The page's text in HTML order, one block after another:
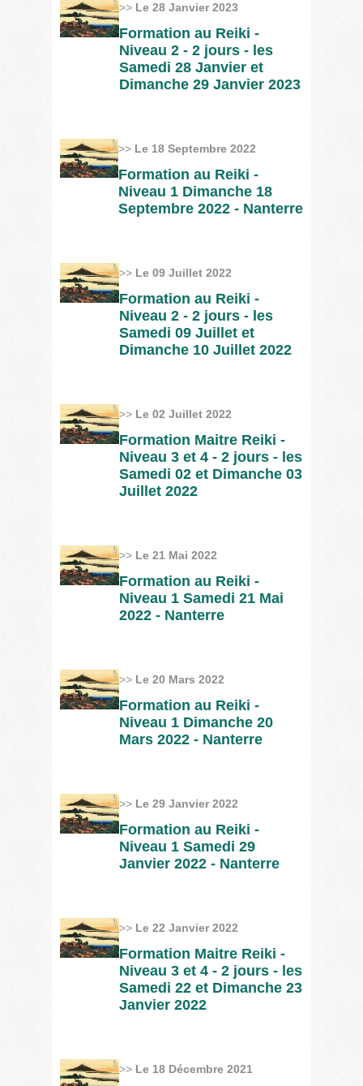
>> Le 28 Janvier 2023
Formation au Reiki -
Niveau 2 - 2 jours - les
Samedi 28 Janvier et
Dimanche 29 Janvier 2023
>> Le 18 Septembre 2022
Formation au Reiki -
Niveau 1 Dimanche 18
Septembre 2022 - Nanterre
>> Le 09 Juillet 2022
Formation au Reiki -
Niveau 2 - 2 jours - les
Samedi 09 Juillet et
Dimanche 10 Juillet 2022
>> Le 02 Juillet 2022
Formation Maitre Reiki -
Niveau 3 et 4 - 2 jours - les
Samedi 02 et Dimanche 03
Juillet 2022
>> Le 21 Mai 2022
Formation au Reiki -
Niveau 1 Samedi 21 Mai
2022 - Nanterre
>> Le 20 Mars 2022
Formation au Reiki -
Niveau 1 Dimanche 20
Mars 2022 - Nanterre
>> Le 29 Janvier 2022
Formation au Reiki -
Niveau 1 Samedi 29
Janvier 2022 - Nanterre
>> Le 22 Janvier 2022
Formation Maitre Reiki -
Niveau 3 et 4 - 2 jours - les
Samedi 22 et Dimanche 23
Janvier 2022
>> Le 18 Décembre 2021